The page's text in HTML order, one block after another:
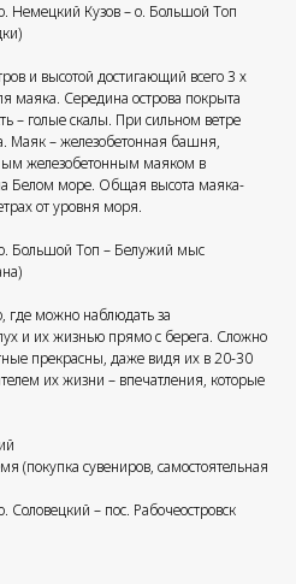
Немецкий Кузов – о. Большой Топ
и высотой достигающий всего 3 х
маяка. Середина острова покрыта
– голые скалы. При сильном ветре
Маяк – железобетонная башня,
железобетонным маяком в
Белом море. Общая высота маяка-
от уровня моря.
Большой Топ – Белужий мыс
где можно наблюдать за
и их жизнью прямо с берега. Сложно
прекрасны, даже видя их в 20-30
их жизни – впечатления, которые
(покупка сувениров, самостоятельная
Соловецкий – пос. Рабочеостровск